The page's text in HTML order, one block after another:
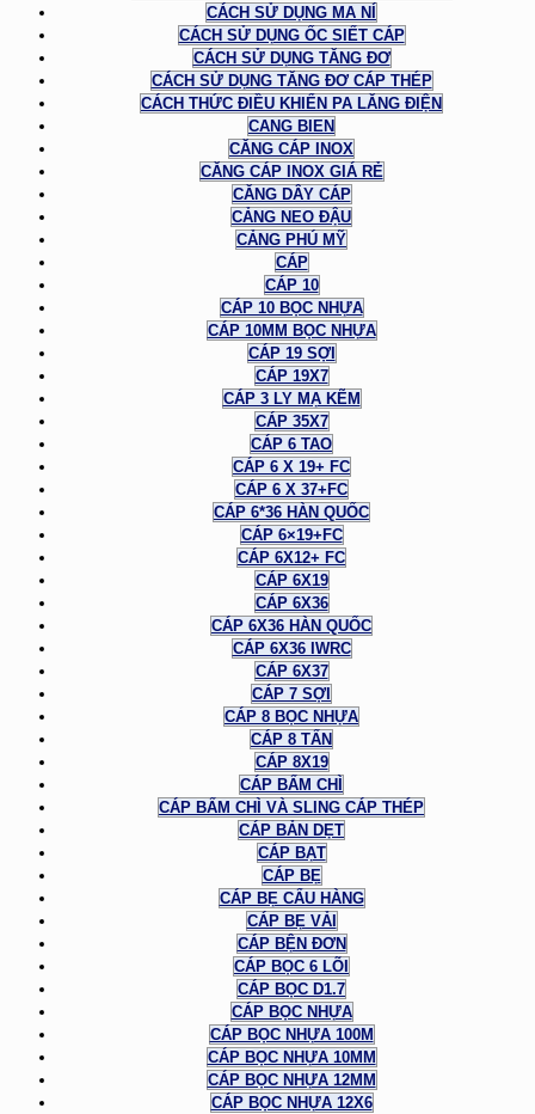
CÁCH SỬ DỤNG MA NÍ
CÁCH SỬ DỤNG ỐC SIẾT CÁP
CÁCH SỬ DỤNG TĂNG ĐƠ
CÁCH SỬ DỤNG TĂNG ĐƠ CÁP THÉP
CÁCH THỨC ĐIỀU KHIỂN PA LĂNG ĐIỆN
CANG BIEN
CĂNG CÁP INOX
CĂNG CÁP INOX GIÁ RẺ
CĂNG DÂY CÁP
CẢNG NEO ĐẬU
CẢNG PHÚ MỸ
CÁP
CÁP 10
CÁP 10 BỌC NHỰA
CÁP 10MM BỌC NHỰA
CÁP 19 SỢI
CÁP 19X7
CÁP 3 LY MẠ KẼM
CÁP 35X7
CÁP 6 TAO
CÁP 6 X 19+ FC
CÁP 6 X 37+FC
CÁP 6*36 HÀN QUỐC
CÁP 6×19+FC
CÁP 6X12+ FC
CÁP 6X19
CÁP 6X36
CÁP 6X36 HÀN QUỐC
CÁP 6X36 IWRC
CÁP 6X37
CÁP 7 SỢI
CÁP 8 BỌC NHỰA
CÁP 8 TẤN
CÁP 8X19
CÁP BẤM CHÌ
CÁP BẤM CHÌ VÀ SLING CÁP THÉP
CÁP BẢN DẸT
CÁP BẠT
CÁP BẸ
CÁP BẸ CẨU HÀNG
CÁP BẸ VẢI
CÁP BỆN ĐƠN
CÁP BỌC 6 LÕI
CÁP BỌC D1.7
CÁP BỌC NHỰA
CÁP BỌC NHỰA 100M
CÁP BỌC NHỰA 10MM
CÁP BỌC NHỰA 12MM
CÁP BỌC NHỰA 12X6